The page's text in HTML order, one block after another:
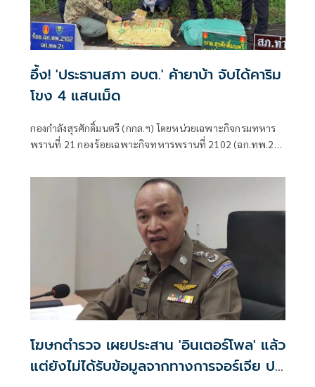
อึ้ง! 'ประธานสภา อบต.' ค้ายาบ้า จับได้คาริม
โขง 4 แสนเม็ด
กองกำลังสุรศักดิ์มนตรี (กกล.ฯ) โดยหน่วยเฉพาะกิจกรมทหาร
พรานที่ 21 กองร้อยเฉพาะกิจทหารพรานที่ 2102 (ฉก.ทพ.21
โฆษกตำรวจ เผยประสาน 'อินเตอร์โพล' แล้ว
แต่ยังไม่ได้รับข้อมูลจากทางการจอร์เจีย ปม